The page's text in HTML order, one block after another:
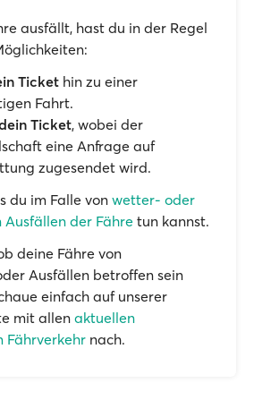
ausfällt, hast du in der Regel
Ticket hin zu einer
Fahrt.
Ticket, wobei der
eine Anfrage auf
zugesendet wird.
du im Falle vonwetter- oder
der Fähre tun kannst.
deine Fähre von
Ausfällen betroffen sein
einfach auf unserer
mit allen aktuellen
Fährverkehr nach.